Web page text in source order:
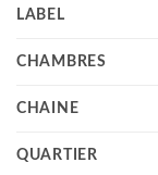
LABEL
CHAMBRES
CHAINE
QUARTIER